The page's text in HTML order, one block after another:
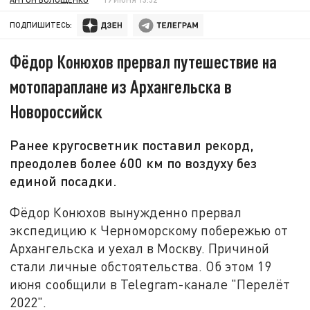
ПОДПИШИТЕСЬ:
Фёдор Конюхов прервал путешествие на
мотопараплане из Архангельска в
Новороссийск
Ранее кругосветник поставил рекорд,
преодолев более 600 км по воздуху без
единой посадки.
Фёдор Конюхов вынужденно прервал
экспедицию к Черноморскому побережью от
Архангельска и уехал в Москву. Причиной
стали личные обстоятельства. Об этом 19
июня сообщили в Telegram-канале "Перелёт
2022".